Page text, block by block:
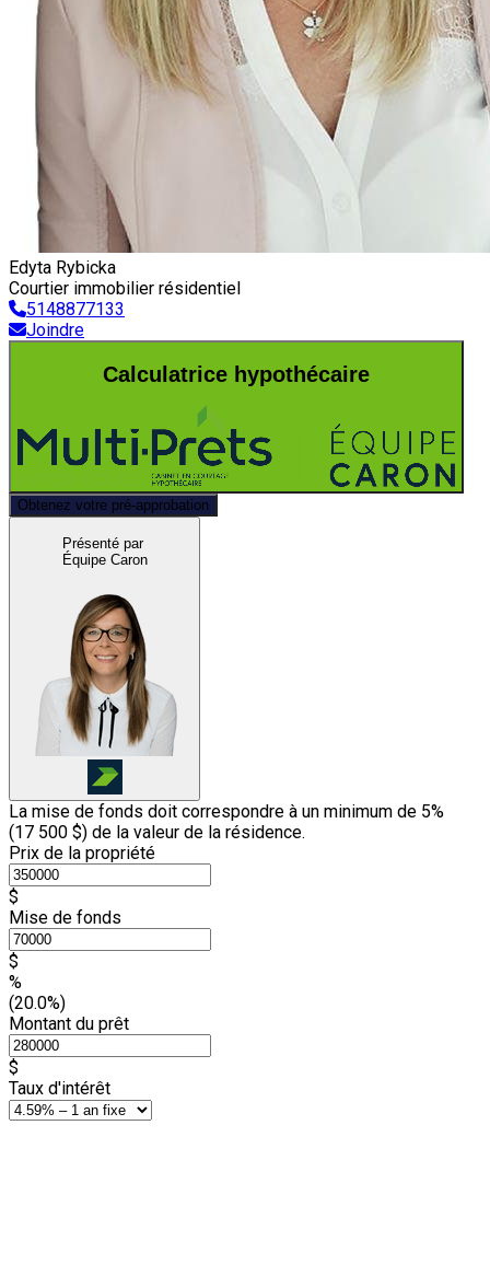
Edyta Rybicka
Courtier immobilier résidentiel
5148877133
Joindre
Calculatrice hypothécaire
Obtenez votre pré-approbation
Présenté par
Équipe Caron
La mise de fonds doit correspondre à un minimum de 5%
(17 500 $) de la valeur de la résidence.
Prix de la propriété
$
Mise de fonds
$
%
(20.0%)
Montant du prêt
$
Taux d'intérêt